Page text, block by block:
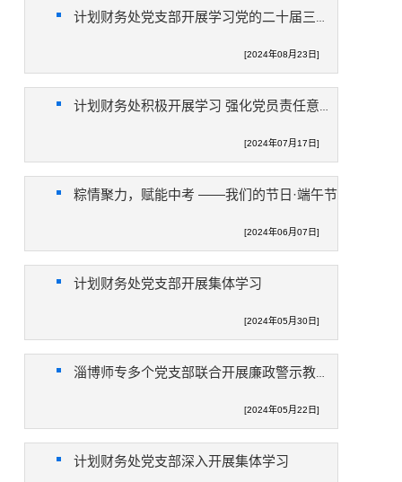
计划财务处党支部开展学习党的二十届三中全会精神主题党日活动
[2024年08月23日]
计划财务处积极开展学习 强化党员责任意识与纪律教育
[2024年07月17日]
粽情聚力，赋能中考 ——我们的节日·端午节
[2024年06月07日]
计划财务处党支部开展集体学习
[2024年05月30日]
淄博师专多个党支部联合开展廉政警示教育专题活动
[2024年05月22日]
计划财务处党支部深入开展集体学习